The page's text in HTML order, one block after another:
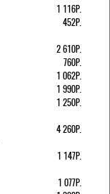
1 116Р.
452Р.
2 610Р.
760Р.
1 062Р.
1 990Р.
1 250Р.
4 260Р.
1 147Р.
1 077Р.